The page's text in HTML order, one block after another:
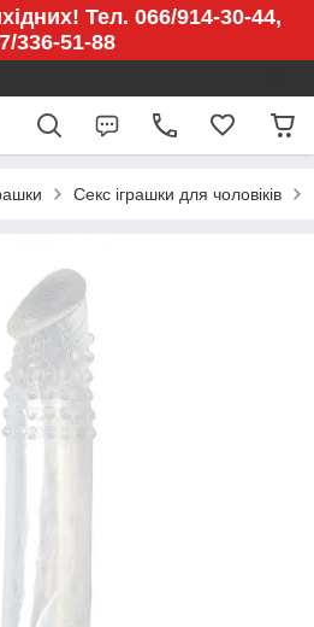
Тел. 066/914-30-44,
336-51-88
Секс іграшки для чоловіків